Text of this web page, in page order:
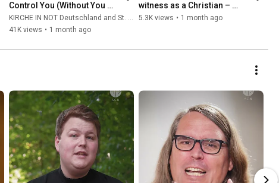
Control You (Without You
Realizing It) | Father Hans
Buob
KIRCHE IN NOT Deutschland and St. Ulrich Hochaltingen
41K views • 1 month ago
witness as a Christian –
even unto martyrdom?
5.3K views • 1 month ago